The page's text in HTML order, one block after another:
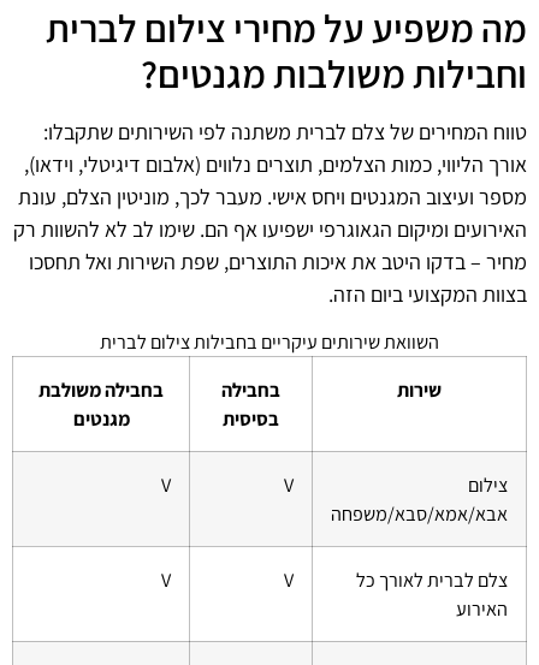
מה משפיע על מחירי צילום לברית
וחבילות משולבות מגנטים?
טווח המחירים של צלם לברית משתנה לפי השירותים שתקבלו:
אורך הליווי, כמות הצלמים, תוצרים נלווים (אלבום דיגיטלי, וידאו),
מספר ועיצוב המגנטים ויחס אישי. מעבר לכך, מוניטין הצלם, עונת
האירועים ומיקום הגאוגרפי ישפיעו אף הם. שימו לב לא להשוות רק
מחיר – בדקו היטב את איכות התוצרים, שפת השירות ואל תחסכו
בצוות המקצועי ביום הזה.
השוואת שירותים עיקריים בחבילות צילום לברית
שירות
בחבילה
בסיסית
בחבילה משולבת
מגנטים
צילום
אבא/אמא/סבא/משפחה
V
V
צלם לברית לאורך כל
האירוע
V
V